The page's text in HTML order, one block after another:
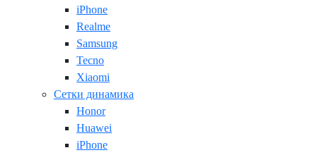
iPhone
Realme
Samsung
Tecno
Xiaomi
Сетки динамика
Honor
Huawei
iPhone